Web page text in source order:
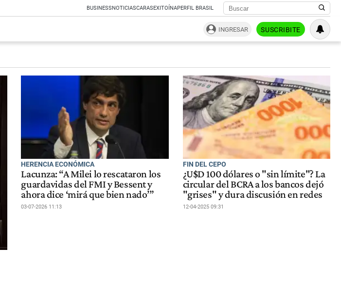
BUSINESSNOTICIASCARASEXITOÍNAPERFIL BRASIL
INGRESAR SUSCRIBITE
HERENCIA ECONÓMICA
Lacunza: “A Milei lo rescataron los
guardavidas del FMI y Bessent y
ahora dice ‘mirá que bien nado’”
03-07-2026 11:13
FIN DEL CEPO
¿U$D 100 dólares o "sin límite"? La
circular del BCRA a los bancos dejó
"grises" y dura discusión en redes
12-04-2025 09:31